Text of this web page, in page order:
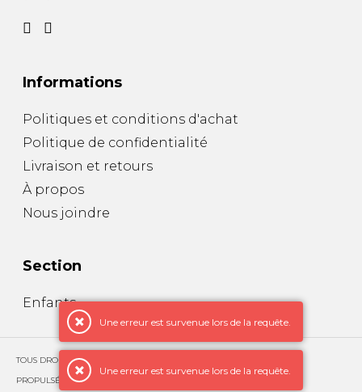
Informations
Politiques et conditions d'achat
Politique de confidentialité
Livraison et retours
À propos
Nous joindre
Section
Enfants
TOUS DROITS RÉSERVÉS © COPYRIGHT 2026 – CUIRS EXCLUSIFS
PROPULSÉ PAR
Une erreur est survenue lors de la requête.
Une erreur est survenue lors de la requête.